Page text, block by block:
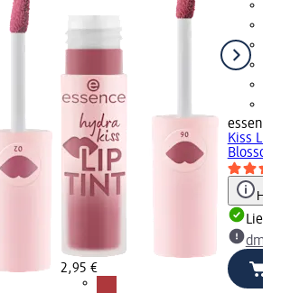
2,95 €
essence
Kiss Lip
dm